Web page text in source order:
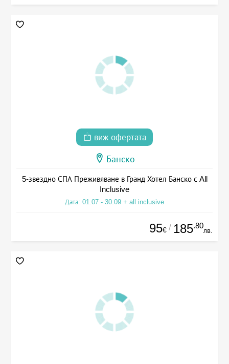
виж офертата
Банско
5-звездно СПА Преживяване в Гранд Хотел Банско с All
Inclusive
Дата: 01.07 - 30.09 + all inclusive
95€ / 185.80
лв.